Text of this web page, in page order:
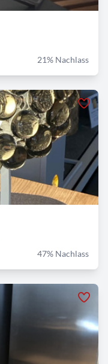
21% Nachlass
47% Nachlass